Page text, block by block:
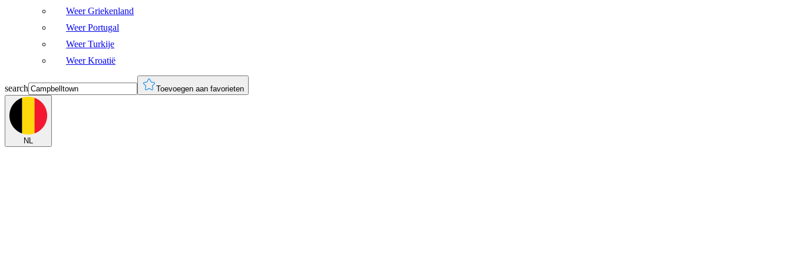
Weer Griekenland
Weer Portugal
Weer Turkije
Weer Kroatië
search Toevoegen aan favorieten
NL